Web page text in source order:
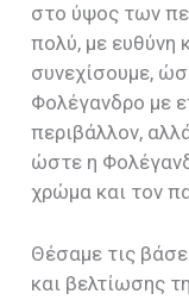
στο ύψος των
πολύ, με ευθύνη
συνεχίσουμε,
Φολέγανδρο με
περιβάλλον,
ώστε η
χρώμα και τον
Θέσαμε τις
και βελτίωσης